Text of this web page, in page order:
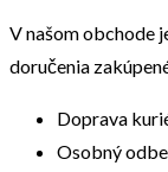
V našom obchode
doručenia
Doprava
Osobný